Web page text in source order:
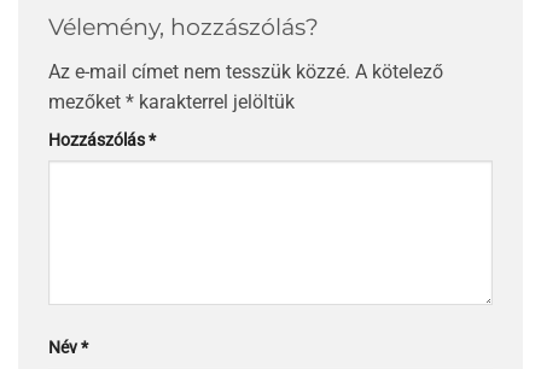
Vélemény, hozzászólás?
Az e-mail címet nem tesszük közzé. A kötelező
mezőket * karakterrel jelöltük
Hozzászólás*
Név*